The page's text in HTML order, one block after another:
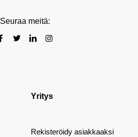
Seuraa meitä:
Yritys
Rekisteröidy asiakkaaksi